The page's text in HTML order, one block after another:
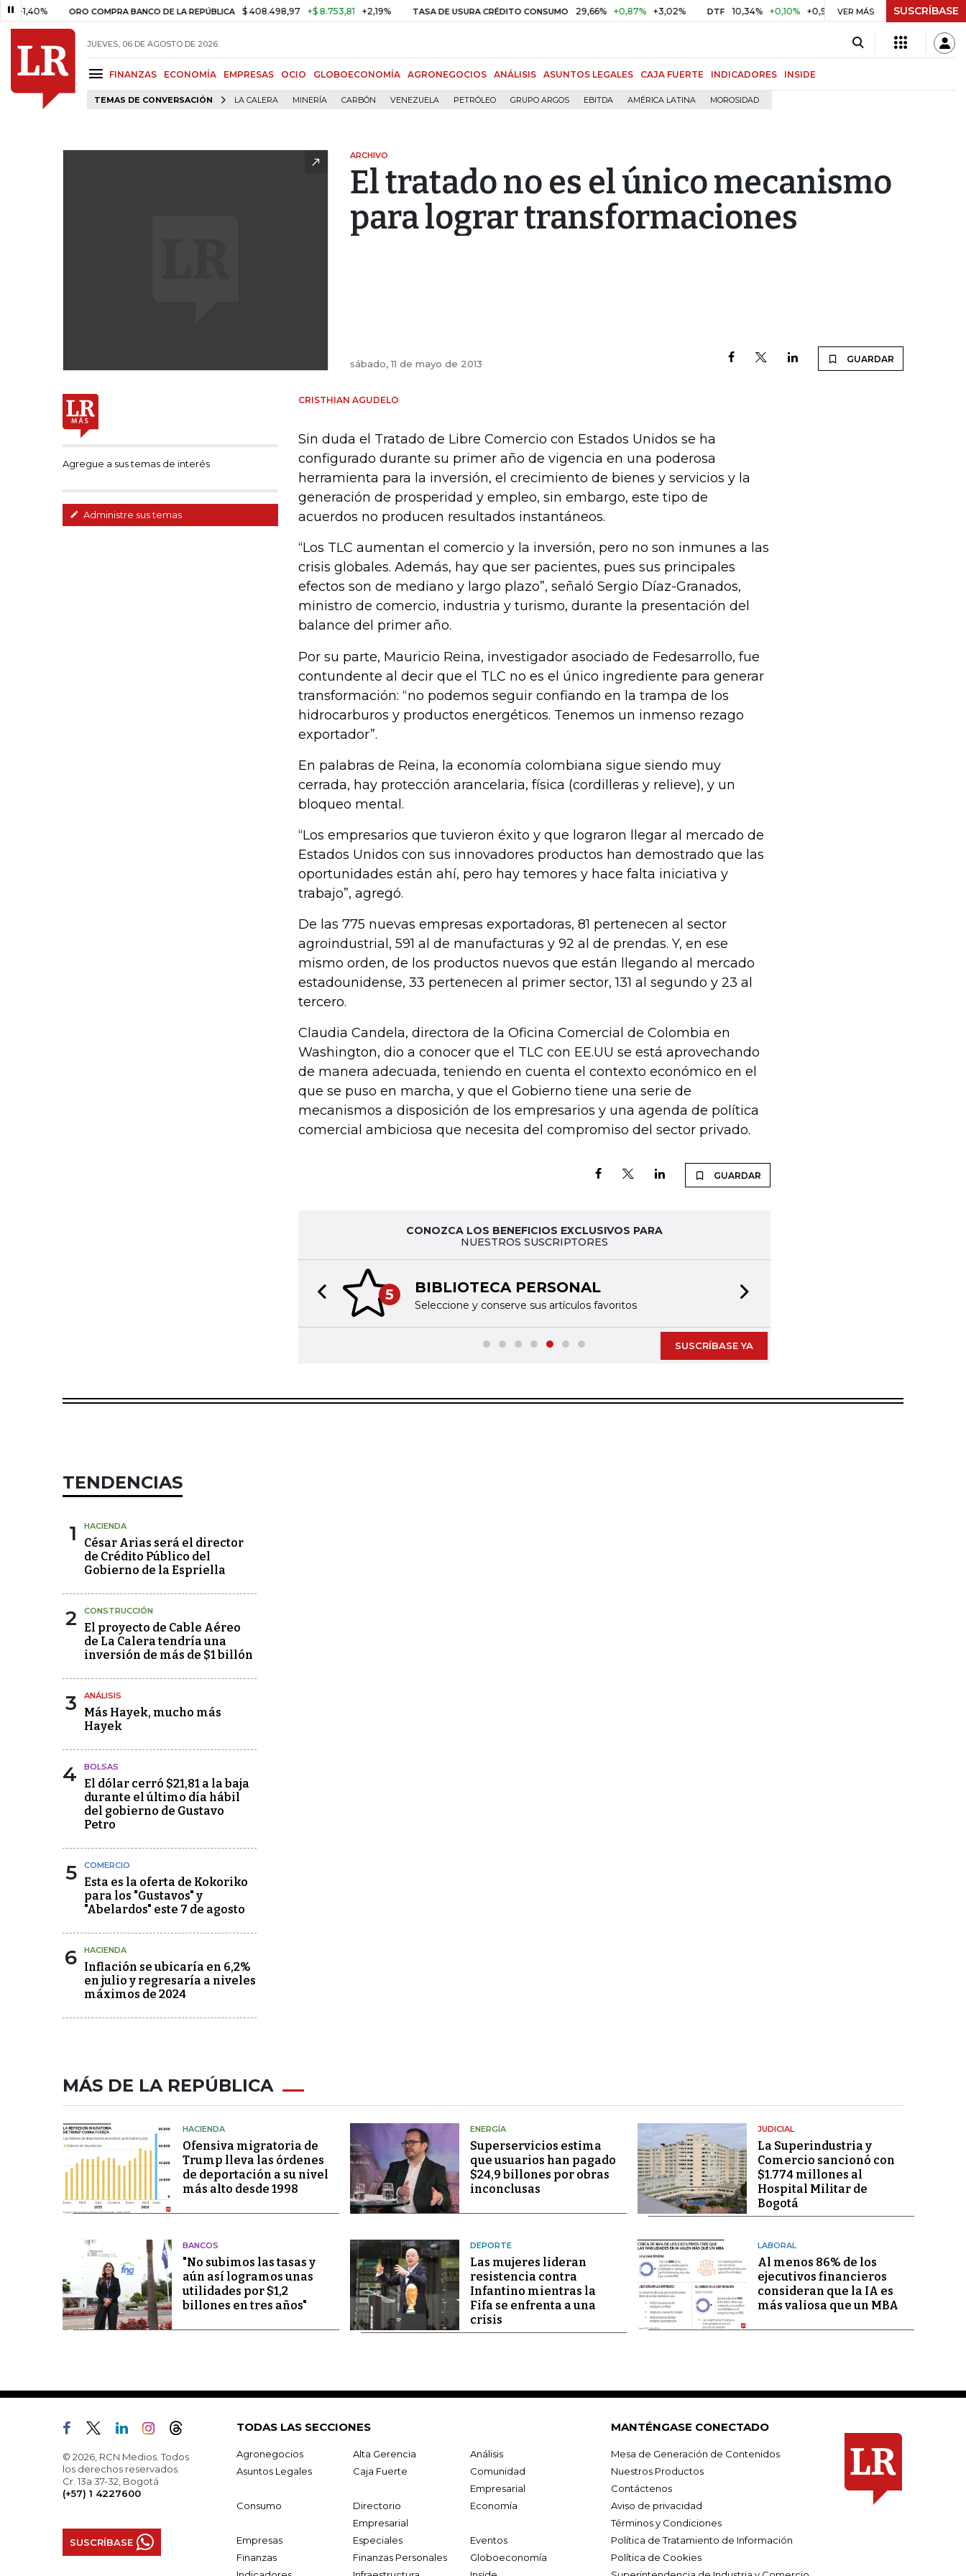
ORO COMPRA BANCO DE LA REPÚBLICA $ 408.498,97 +$ 8.753,81 +2,19% TASA DE USURA CRÉDITO CONSUMO 29,66% +0,87% +3,02% DTF 10,34% +0,10% +0,98% UVR $ 416,86 +$ 0,05 +0,01%
VER MÁS SUSCRÍBASE
JUEVES, 06 DE AGOSTO DE 2026
FINANZAS ECONOMÍA EMPRESAS OCIO GLOBOECONOMÍA AGRONEGOCIOS ANÁLISIS ASUNTOS LEGALES CAJA FUERTE INDICADORES INSIDE
TEMAS DE CONVERSACIÓN LA CALERA MINERÍA CARBÓN VENEZUELA PETRÓLEO GRUPO ARGOS EBITDA AMÉRICA LATINA MOROSIDAD
ARCHIVO
El tratado no es el único mecanismo
para lograr transformaciones
sábado, 11 de mayo de 2013 GUARDAR
Agregue a sus temas de interés
Administre sus temas
CRISTHIAN AGUDELO
Sin duda el Tratado de Libre Comercio con Estados Unidos se ha
configurado durante su primer año de vigencia en una poderosa
herramienta para la inversión, el crecimiento de bienes y servicios y la
generación de prosperidad y empleo, sin embargo, este tipo de
acuerdos no producen resultados instantáneos.
“Los TLC aumentan el comercio y la inversión, pero no son inmunes a las
crisis globales. Además, hay que ser pacientes, pues sus principales
efectos son de mediano y largo plazo”, señaló Sergio Díaz-Granados,
ministro de comercio, industria y turismo, durante la presentación del
balance del primer año.
Por su parte, Mauricio Reina, investigador asociado de Fedesarrollo, fue
contundente al decir que el TLC no es el único ingrediente para generar
transformación: “no podemos seguir confiando en la trampa de los
hidrocarburos y productos energéticos. Tenemos un inmenso rezago
exportador”.
En palabras de Reina, la economía colombiana sigue siendo muy
cerrada, hay protección arancelaria, física (cordilleras y relieve), y un
bloqueo mental.
“Los empresarios que tuvieron éxito y que lograron llegar al mercado de
Estados Unidos con sus innovadores productos han demostrado que las
oportunidades están ahí, pero hay temores y hace falta iniciativa y
trabajo”, agregó.
De las 775 nuevas empresas exportadoras, 81 pertenecen al sector
agroindustrial, 591 al de manufacturas y 92 al de prendas. Y, en ese
mismo orden, de los productos nuevos que están llegando al mercado
estadounidense, 33 pertenecen al primer sector, 131 al segundo y 23 al
tercero.
Claudia Candela, directora de la Oficina Comercial de Colombia en
Washington, dio a conocer que el TLC con EE.UU se está aprovechando
de manera adecuada, teniendo en cuenta el contexto económico en el
que se puso en marcha, y que el Gobierno tiene una serie de
mecanismos a disposición de los empresarios y una agenda de política
comercial ambiciosa que necesita del compromiso del sector privado.
GUARDAR
CONOZCA LOS BENEFICIOS EXCLUSIVOS PARA
NUESTROS SUSCRIPTORES
5 BIBLIOTECA PERSONAL
Seleccione y conserve sus artículos favoritos
Previous slide
SUSCRÍBASE YA
TENDENCIAS
1 HACIENDA
César Arias será el director
de Crédito Público del
Gobierno de la Espriella
2 CONSTRUCCIÓN
El proyecto de Cable Aéreo
de La Calera tendría una
inversión de más de $1 billón
3 ANÁLISIS
Más Hayek, mucho más
Hayek
4 BOLSAS
El dólar cerró $21,81 a la baja
durante el último día hábil
del gobierno de Gustavo
Petro
5 COMERCIO
Esta es la oferta de Kokoriko
para los "Gustavos" y
"Abelardos" este 7 de agosto
6 HACIENDA
Inflación se ubicaría en 6,2%
en julio y regresaría a niveles
máximos de 2024
MÁS DE LA REPÚBLICA
HACIENDA
Ofensiva migratoria de
Trump lleva las órdenes
de deportación a su nivel
más alto desde 1998
ENERGÍA
Superservicios estima
que usuarios han pagado
$24,9 billones por obras
inconclusas
JUDICIAL
La Superindustria y
Comercio sancionó con
$1.774 millones al
Hospital Militar de
Bogotá
BANCOS
"No subimos las tasas y
aún así logramos unas
utilidades por $1,2
billones en tres años"
DEPORTE
Las mujeres lideran
resistencia contra
Infantino mientras la
Fifa se enfrenta a una
crisis
LABORAL
Al menos 86% de los
ejecutivos financieros
consideran que la IA es
más valiosa que un MBA
© 2026, RCN Medios. Todos
los derechos reservados.
Cr. 13a 37-32, Bogotá
(+57) 1 4227600
SUSCRÍBASE
TODAS LAS SECCIONES
Agronegocios Alta Gerencia
Análisis
Asuntos Legales
Caja Fuerte
Comunidad
Empresarial
Consumo
Directorio
Empresarial
Economía
Empresas Especiales
Eventos
Finanzas
Finanzas Personales
Globoeconomía
MANTÉNGASE CONECTADO
Mesa de Generación de Contenidos
Nuestros Productos
Contáctenos
Aviso de privacidad
Términos y Condiciones
Política de Tratamiento de Información
Política de Cookies